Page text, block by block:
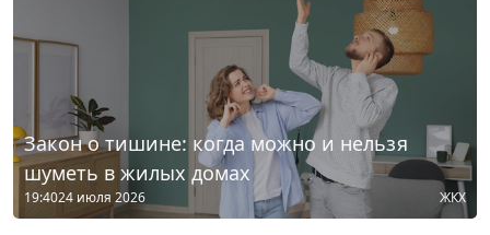
Закон о тишине: когда можно и нельзя
шуметь в жилых домах
19:4024 июля 2026 ЖКХ